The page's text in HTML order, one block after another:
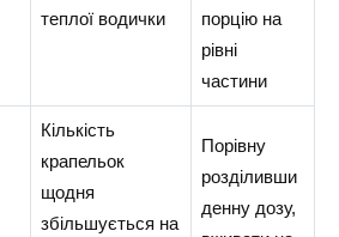
теплої водички
порцію на
рівні
частини
Кількість
крапельок
щодня
збільшується на
Порівну
розділивши
денну дозу,